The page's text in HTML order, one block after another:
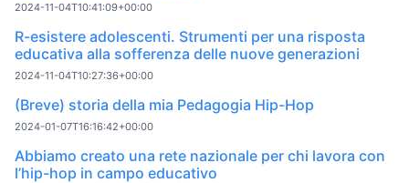
2024-11-04T10:41:09+00:00
R-esistere adolescenti. Strumenti per una risposta
educativa alla sofferenza delle nuove generazioni
2024-11-04T10:27:36+00:00
(Breve) storia della mia Pedagogia Hip-Hop
2024-01-07T16:16:42+00:00
Abbiamo creato una rete nazionale per chi lavora con
l’hip-hop in campo educativo